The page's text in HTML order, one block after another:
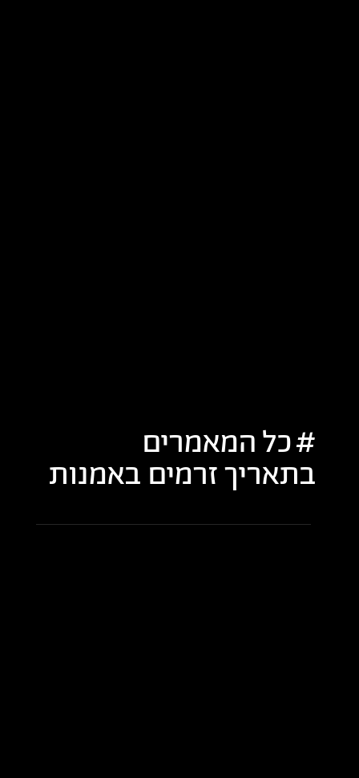
כל המאמרים
בתאריךזרמים באמנות